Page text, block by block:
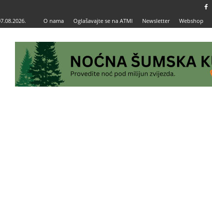
O nama Oglašavajte se na ATMI Newsletter Webshop